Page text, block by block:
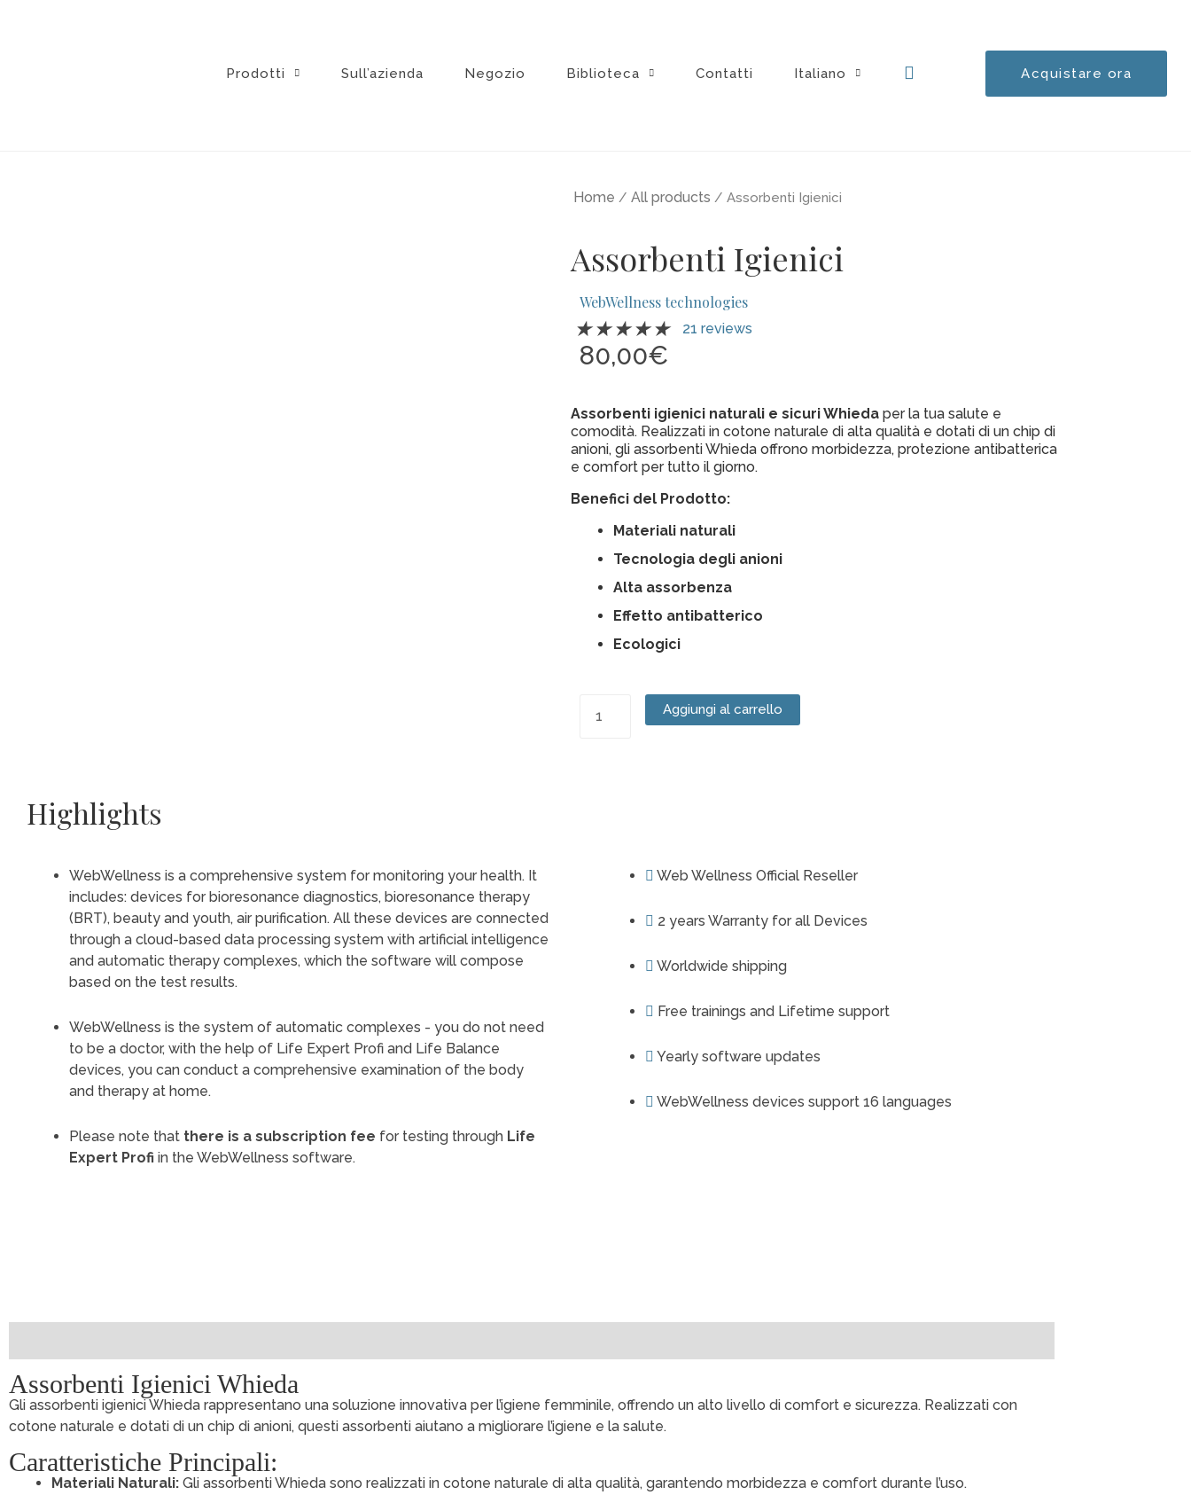
Prodotti Sull’azienda Negozio Biblioteca Contatti Italiano
0,00€
Acquistare ora
Home / All products / Assorbenti Igienici
Assorbenti Igienici
WebWellness technologies
★★★★★ Valutazione
21 reviews
80,00€
Assorbenti igienici naturali e sicuri Whiedaper la tua salute e
comodità. Realizzati in cotone naturale di alta qualità e dotati di un chip di
anioni, gli assorbenti Whieda offrono morbidezza, protezione antibatterica
e comfort per tutto il giorno.
Benefici del Prodotto:
Materiali naturali
Tecnologia degli anioni
Alta assorbenza
Effetto antibatterico
Ecologici
Igienici
Aggiungi al carrello
Highlights
WebWellness is a comprehensive system for monitoring your health. It
includes: devices for bioresonance diagnostics, bioresonance therapy
(BRT), beauty and youth, air purification. All these devices are connected
through a cloud-based data processing system with artificial intelligence
and automatic therapy complexes, which the software will compose
based on the test results.
WebWellness is the system of automatic complexes - you do not need
to be a doctor, with the help of Life Expert Profi and Life Balance
devices, you can conduct a comprehensive examination of the body
and therapy at home.
Please note that there is a subscription fee for testing through Life
Expert Profi in the WebWellness software.
Web Wellness Official Reseller
2 years Warranty for all Devices
Worldwide shipping
Free trainings and Lifetime support
Yearly software updates
WebWellness devices support 16 languages
Assorbenti Igienici Whieda
Gli assorbenti igienici Whieda rappresentano una soluzione innovativa per l’igiene femminile, offrendo un alto livello di comfort e sicurezza. Realizzati con
cotone naturale e dotati di un chip di anioni, questi assorbenti aiutano a migliorare l’igiene e la salute.
Caratteristiche Principali:
Materiali Naturali: Gli assorbenti Whieda sono realizzati in cotone naturale di alta qualità, garantendo morbidezza e comfort durante l’uso.